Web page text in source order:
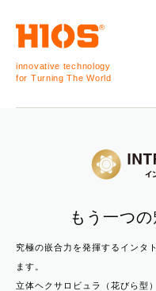
innovative technology
for Turning The World
もう一つの
究極の嵌合力を発揮するインタ
ます。
立体ヘクサロビュラ（花びら型